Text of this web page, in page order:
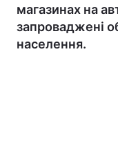
магазинах на
запроваджені
населення.